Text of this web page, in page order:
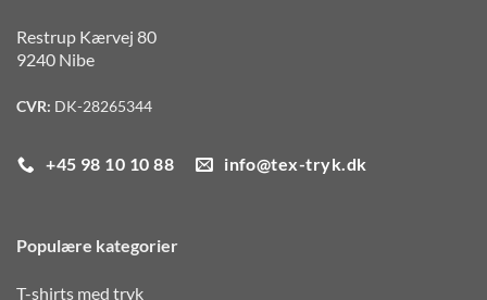
Restrup Kærvej 80
9240 Nibe
CVR: DK-28265344
+45 98 10 10 88 info@tex-tryk.dk
Populære kategorier
T-shirts med tryk